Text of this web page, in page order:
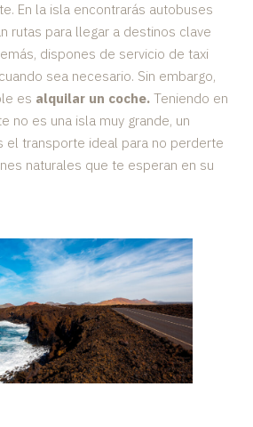
En la isla encontrarás autobuses
rutas para llegar a destinos clave
dispones de servicio de taxi
sea necesario. Sin embargo,
es alquilar un coche. Teniendo en
no es una isla muy grande, un
el transporte ideal para no perderte
naturales que te esperan en su